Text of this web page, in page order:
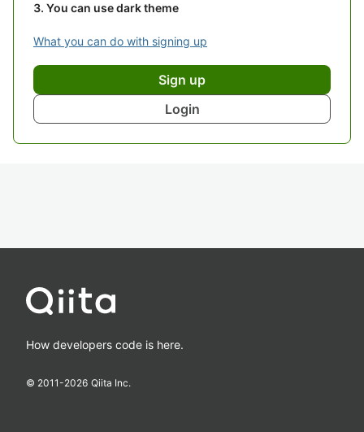
You can use dark theme
What you can do with signing up
Sign up
Login
How developers code is here.
© 2011-2026 Qiita Inc.